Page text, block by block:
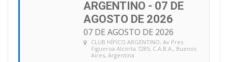
ARGENTINO - 07 DE
AGOSTO DE 2026
07 DE AGOSTO DE 2026
CLUB HÍPICO ARGENTINO, Av Pres.
Figueroa Alcorta 7285, C.A.B.A., Buenos
Aires, Argentina